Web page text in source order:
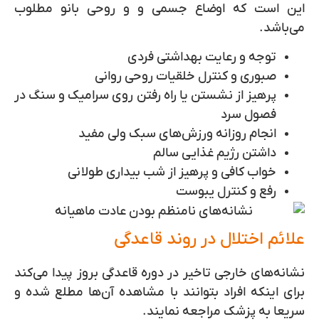
این است که اوضاع جسمی و و روحی بانو مطلوب
می‌باشد.
توجه و رعایت بهداشتی فردی
صبوری و کنترل خلقیات روحی روانی
پرهیز از نشستن یا راه رفتن روی سرامیک و سنگ در
فصول سرد
انجام روزانه ورزش‌های سبک ولی مفید
داشتن رژیم غذایی سالم
خواب کافی و پرهیز از شب بیداری‌ طولانی
رفع و کنترل یبوست
علائم اختلال در روند قاعدگی
نشانه‌های خارجی تاخیر در دوره قاعدگی بروز پیدا می‌کند
برای اینکه افراد بتوانند با مشاهده آن‌ها مطلع شده و
سریعا به پزشک مراجعه نمایند.